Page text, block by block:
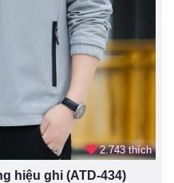
2.743 thích
hiệu ghi (ATD-434)